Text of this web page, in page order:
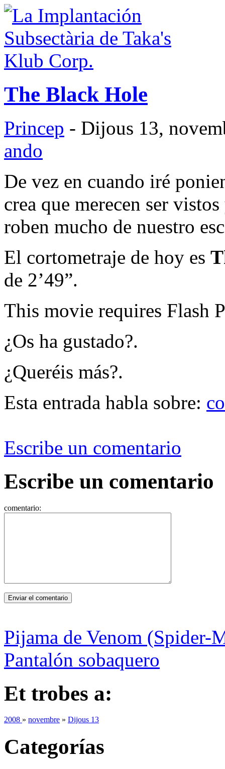
The Black Hole
Princep - Dijous 13,
ando
De vez en cuando iré
crea que merecen ser
roben mucho de nuestro
El cortometraje de hoy es
de 2’49”.
This movie requires Flash
¿Os ha gustado?.
¿Queréis más?.
Esta entrada habla sobre:
Escribe un comentario
Escribe un comentario
comentario:
Pijama de Venom (Spider-
Pantalón sobaquero
Et trobes a:
2008 » novembre » Dijous 13
Categorías